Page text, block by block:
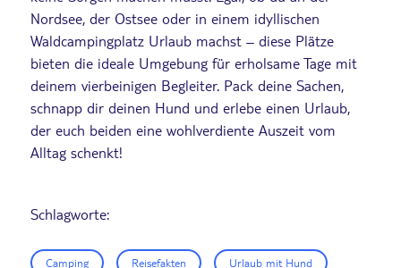
Nordsee, der Ostsee oder in einem idyllischen
Waldcampingplatz Urlaub machst – diese Plätze
bieten die ideale Umgebung für erholsame Tage mit
deinem vierbeinigen Begleiter. Pack deine Sachen,
schnapp dir deinen Hund und erlebe einen Urlaub,
der euch beiden eine wohlverdiente Auszeit vom
Alltag schenkt!
Schlagworte:
Camping Reisefakten Urlaub mit Hund